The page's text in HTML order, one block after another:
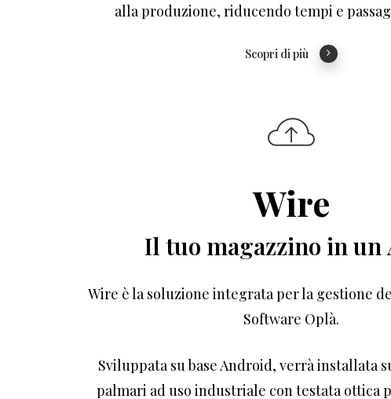
alla produzione, riducendo tempi e
Scopri di più
Wire
Il tuo magazzino in un
Wire è la soluzione integrata per la gestione
Software Oplà.
Sviluppata su base Android, verrà installata
palmari ad uso industriale con testata ottica